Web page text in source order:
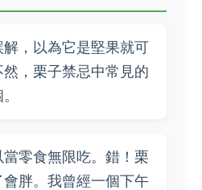
，以為它是堅果就可
，栗子禁忌中常見的
零食無限吃。錯！栗
胖。我曾經一個下午